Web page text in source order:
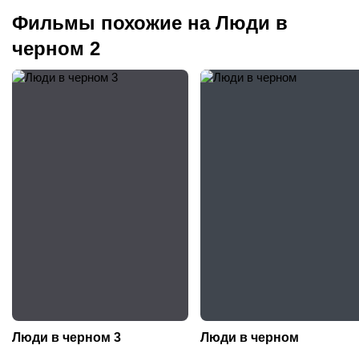
Фильмы похожие на Люди в
черном 2
Люди в черном 3 Люди в черном